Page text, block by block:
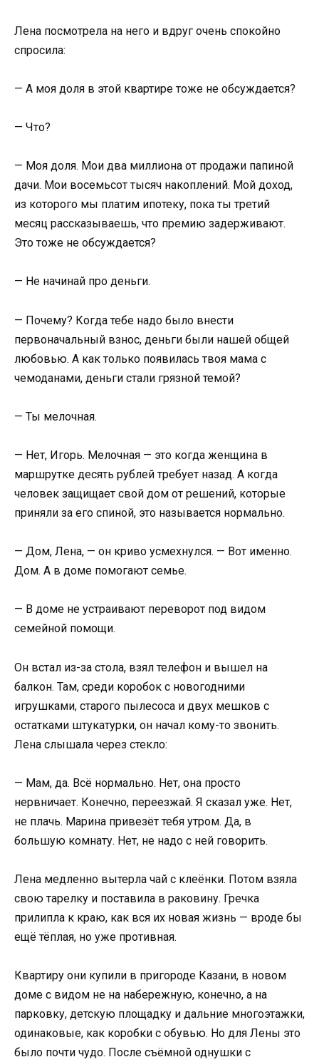
Лена посмотрела на него и вдруг очень спокойно
спросила:
— А моя доля в этой квартире тоже не обсуждается?
— Что?
— Моя доля. Мои два миллиона от продажи папиной
дачи. Мои восемьсот тысяч накоплений. Мой доход,
из которого мы платим ипотеку, пока ты третий
месяц рассказываешь, что премию задерживают.
Это тоже не обсуждается?
— Не начинай про деньги.
— Почему? Когда тебе надо было внести
первоначальный взнос, деньги были нашей общей
любовью. А как только появилась твоя мама с
чемоданами, деньги стали грязной темой?
— Ты мелочная.
— Нет, Игорь. Мелочная — это когда женщина в
маршрутке десять рублей требует назад. А когда
человек защищает свой дом от решений, которые
приняли за его спиной, это называется нормально.
— Дом, Лена, — он криво усмехнулся. — Вот именно.
Дом. А в доме помогают семье.
— В доме не устраивают переворот под видом
семейной помощи.
Он встал из-за стола, взял телефон и вышел на
балкон. Там, среди коробок с новогодними
игрушками, старого пылесоса и двух мешков с
остатками штукатурки, он начал кому-то звонить.
Лена слышала через стекло:
— Мам, да. Всё нормально. Нет, она просто
нервничает. Конечно, переезжай. Я сказал уже. Нет,
не плачь. Марина привезёт тебя утром. Да, в
большую комнату. Нет, не надо с ней говорить.
Лена медленно вытерла чай с клеёнки. Потом взяла
свою тарелку и поставила в раковину. Гречка
прилипла к краю, как вся их новая жизнь — вроде бы
ещё тёплая, но уже противная.
Квартиру они купили в пригороде Казани, в новом
доме с видом не на набережную, конечно, а на
парковку, детскую площадку и дальние многоэтажки,
одинаковые, как коробки с обувью. Но для Лены это
было почти чудо. После съёмной однушки с